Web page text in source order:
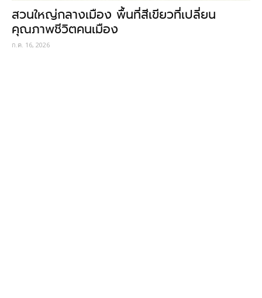
สวนใหญ่กลางเมือง พื้นที่สีเขียวที่เปลี่ยน
คุณภาพชีวิตคนเมือง
ก.ค. 16, 2026